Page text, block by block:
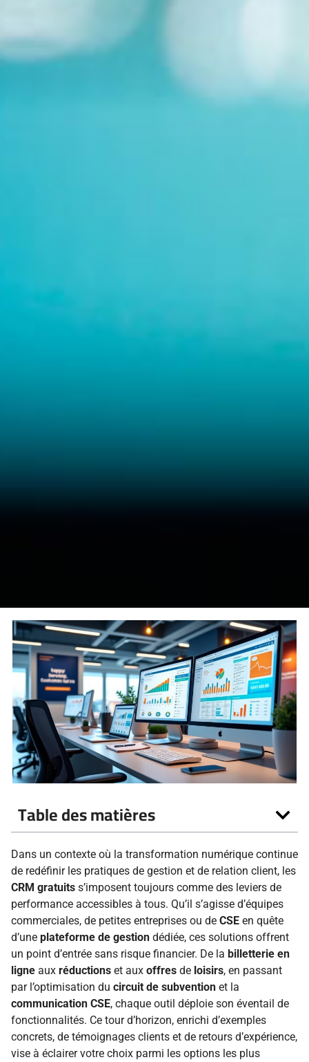
Table des matières
Dans un contexte où la transformation numérique continue
de redéfinir les pratiques de gestion et de relation client, les
CRM gratuits s’imposent toujours comme des leviers de
performance accessibles à tous. Qu’il s’agisse d’équipes
commerciales, de petites entreprises ou de CSE en quête
d’une plateforme de gestion dédiée, ces solutions offrent
un point d’entrée sans risque financier. De la billetterie en
ligne aux réductions et aux offres de loisirs, en passant
par l’optimisation du circuit de subvention et la
communication CSE, chaque outil déploie son éventail de
fonctionnalités. Ce tour d’horizon, enrichi d’exemples
concrets, de témoignages clients et de retours d’expérience,
vise à éclairer votre choix parmi les options les plus